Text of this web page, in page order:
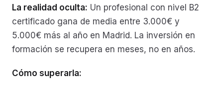
La realidad oculta: Un profesional con nivel B2
certificado gana de media entre 3.000€ y
5.000€ más al año en Madrid. La inversión en
formación se recupera en meses, no en años.
Cómo superarla: